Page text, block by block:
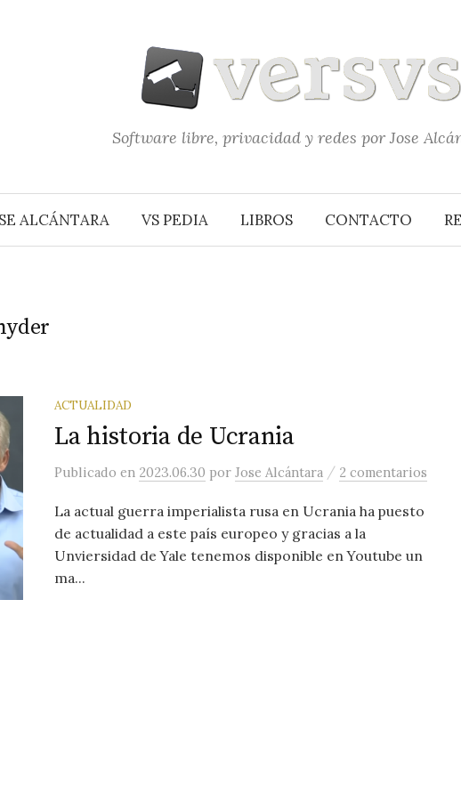
Software libre, privacidad y redes por Jose
ALCÁNTARA VS PEDIA LIBROS CONTACTO
ACTUALIDAD
La historia de Ucrania
Publicado en 2023.06.30 por Jose Alcántara / 2 comentarios
La actual guerra imperialista rusa en Ucrania ha puesto
de actualidad a este país europeo y gracias a la
Unviersidad de Yale tenemos disponible en Youtube un
ma...